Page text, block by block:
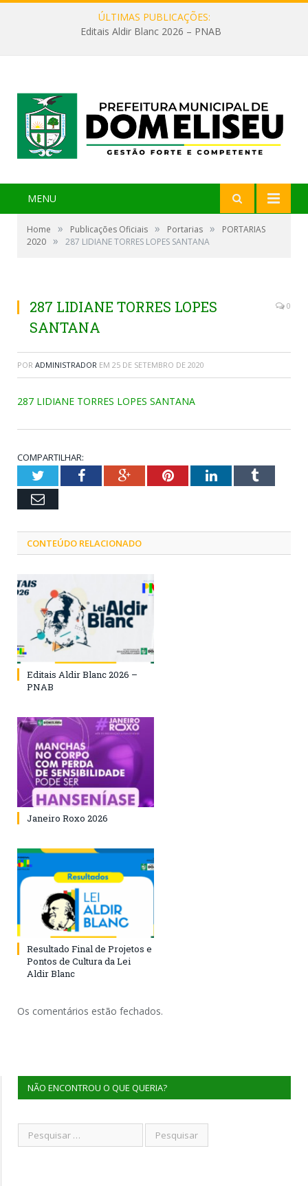
ÚLTIMAS PUBLICAÇÕES:
Editais Aldir Blanc 2026 – PNAB
MENU
Home » Publicações Oficiais » Portarias »
PORTARIAS
2020 » 287 LIDIANE TORRES LOPES SANTANA
287 LIDIANE TORRES LOPES
SANTANA
0
POR ADMINISTRADOR EM 25 DE SETEMBRO DE 2020
287 LIDIANE TORRES LOPES SANTANA
COMPARTILHAR:
TwitterFacebookGoogle+PinterestLinkedInTumblr
Email
CONTEÚDO RELACIONADO
Editais Aldir Blanc 2026 –
PNAB
Janeiro Roxo 2026
Resultado Final de Projetos e
Pontos de Cultura da Lei
Aldir Blanc
Os comentários estão fechados.
NÃO ENCONTROU O QUE QUERIA?